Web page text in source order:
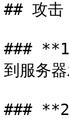
## 攻击
### **1.
到服务
###